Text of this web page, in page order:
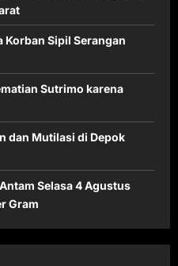
Korban Sipil Serangan
Sutrimo karena
dan Mutilasi di Depok
Selasa 4 Agustus
Gram